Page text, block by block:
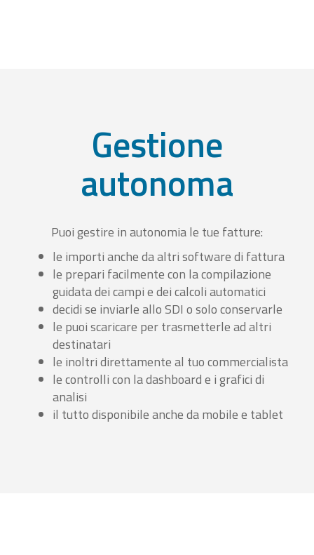
Gestione
autonoma
Puoi gestire in autonomia le tue fatture:
le importi anche da altri software di fattura
le prepari facilmente con la compilazione
guidata dei campi e dei calcoli automatici
decidi se inviarle allo SDI o solo conservarle
le puoi scaricare per trasmetterle ad altri
destinatari
le inoltri direttamente al tuo commercialista
le controlli con la dashboard e i grafici di
analisi
il tutto disponibile anche da mobile e tablet